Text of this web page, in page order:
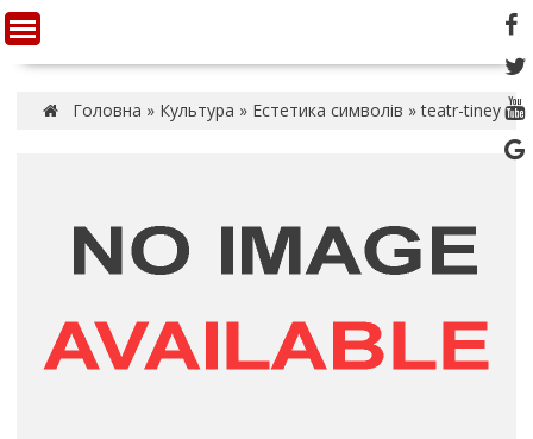
n
t
Головна » Культура » Естетика символів »teatr-tiney